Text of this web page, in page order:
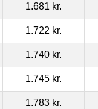
1.681 kr.
1.722 kr.
1.740 kr.
1.745 kr.
1.783 kr.